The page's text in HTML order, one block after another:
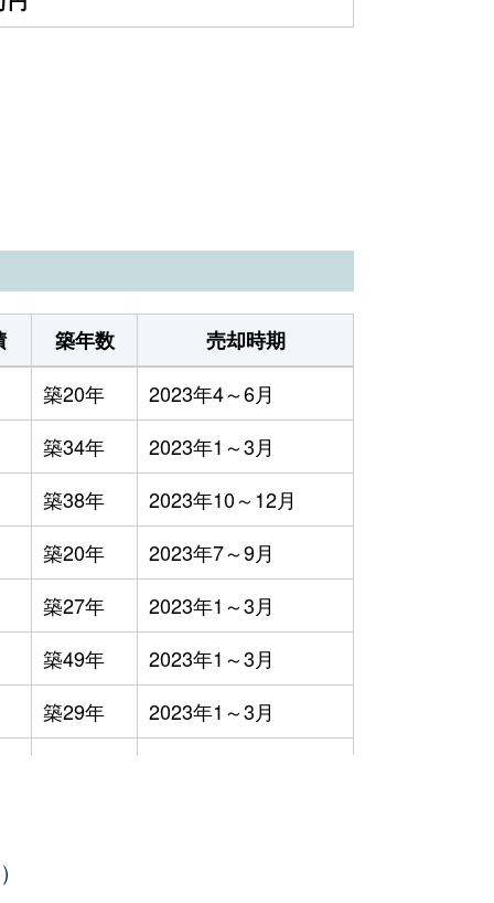
築年数
売却時期
築20年
2023年4～6月
築34年
2023年1～3月
築38年
2023年10～12月
築20年
2023年7～9月
築27年
2023年1～3月
築49年
2023年1～3月
築29年
2023年1～3月